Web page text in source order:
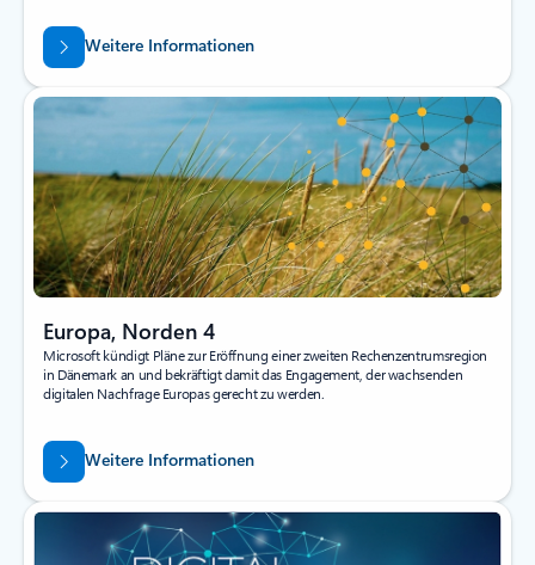
Weitere Informationen
Europa, Norden 4
Microsoft kündigt Pläne zur Eröffnung einer zweiten Rechenzentrumsregion
in Dänemark an und bekräftigt damit das Engagement, der wachsenden
digitalen Nachfrage Europas gerecht zu werden.
Weitere Informationen